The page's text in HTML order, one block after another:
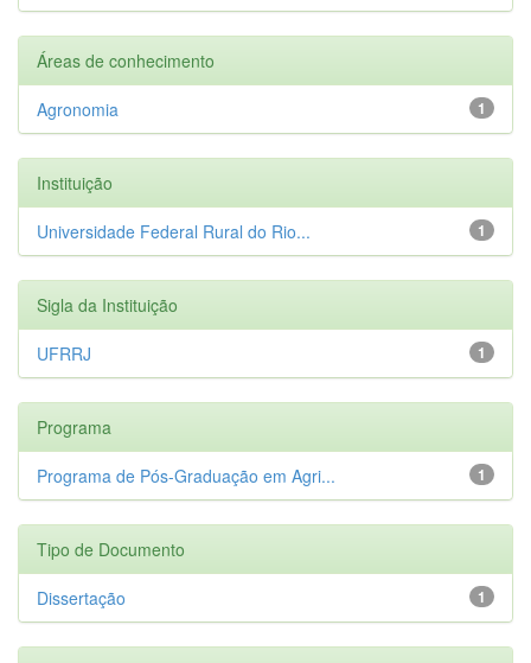
Áreas de conhecimento
1
Agronomia
Instituição
1
Universidade Federal Rural do Rio...
Sigla da Instituição
1
UFRRJ
Programa
1
Programa de Pós-Graduação em Agri...
Tipo de Documento
1
Dissertação